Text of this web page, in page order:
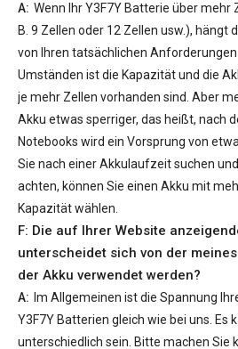
A: Wenn IhrY3F7Y Batterie über mehr
B. 9 Zellen oder 12 Zellen usw.), hängt
von Ihren tatsächlichen
Umständen ist die Kapazität und die
je mehr Zellen vorhanden sind. Aber
Akku etwas sperriger, das heißt, nach
Notebooks wird ein Vorsprung von
Sie nach einer Akkulaufzeit suchen
achten, können Sie einen Akku mit
Kapazität wählen.
F: Die auf Ihrer Website
unterscheidet sich von der
der Akku verwendet werden?
A: Im Allgemeinen ist die Spannung
Y3F7Y Batterien gleich wie bei uns. Es
unterschiedlich sein. Bitte machen Sie